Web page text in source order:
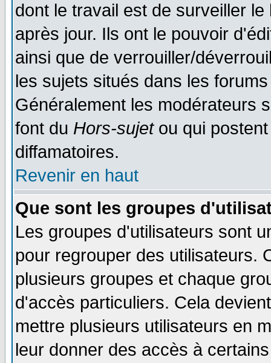
dont le travail est de surveiller
après jour. Ils ont le pouvoir
ainsi que de verrouiller/
les sujets situés dans les
Généralement les modérateurs
font du Hors-sujetou qui
diffamatoires.
Revenir en haut
Que sont les groupes
Les groupes d'utilisateurs sont
pour regrouper des utilisateurs.
plusieurs groupes et chaque
d'accès particuliers. Cela
mettre plusieurs utilisateurs en
leur donner des accès à